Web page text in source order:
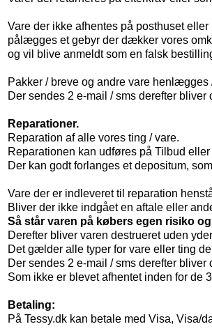
Vare der ikke afhentes på posthuset
pålægges et gebyr der dækker vores
og vil blive anmeldt som en falsk
Pakker / breve og andre vare henlægges
Der sendes 2 e-mail / sms derefter bliver
Reparationer.
Reparation af alle vores ting / vare.
Reparationen kan udføres på Tilbud
Der kan godt forlanges et depositum,
Vare der er indleveret til reparation
Bliver der ikke indgået en aftale eller
Så står varen på købers egen risiko
Derefter bliver varen destrueret uden
Det gælder alle typer for vare eller ting
Der sendes 2 e-mail / sms derefter bliver
Som ikke er blevet afhentet inden for de
Betaling:
På Tessy.dk kan betale med Visa, Visa/